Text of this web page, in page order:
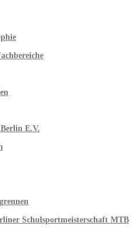
E.V.
Schulsportmeisterschaft MTB